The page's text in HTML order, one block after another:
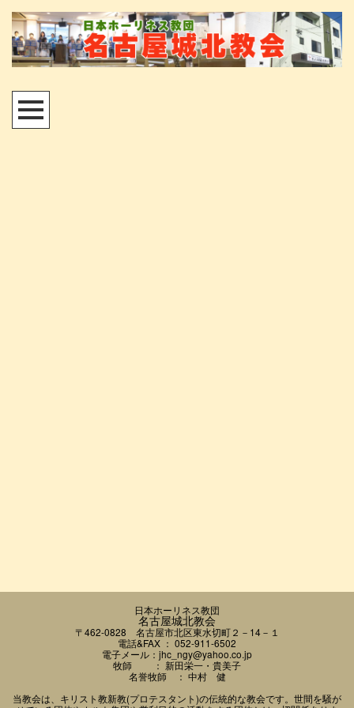
日本ホーリネス教団
名古屋城北教会
〒462-0828 名古屋市北区東水切町２－14－１
電話&FAX ： 052-911-6502
電子メール： jhc_ngy@yahoo.co.jp
牧師 ： 新田栄一・貴美子
名誉牧師 ： 中村 健
当教会は、キリスト教新教(プロテスタント)の伝統的な教会です。世間を騒が